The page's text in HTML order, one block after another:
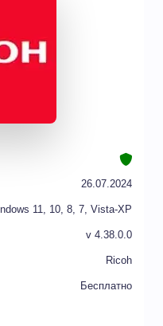
26.07.2024
11, 10, 8, 7, Vista-XP
v 4.38.0.0
Ricoh
Бесплатно